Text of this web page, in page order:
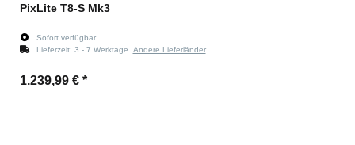
PixLite T8-S Mk3
Sofort verfügbar
Lieferzeit: 3 - 7 Werktage Andere Lieferländer
1.239,99 € *